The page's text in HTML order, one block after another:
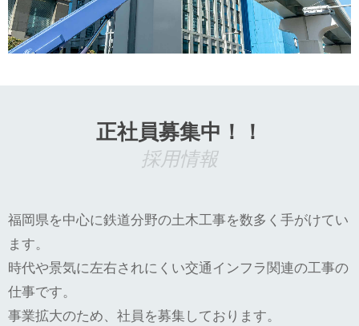
正社員募集中！！
採用情報
福岡県を中心に鉄道分野の土木工事を数多く手がけてい
ます。
時代や景気に左右されにくい交通インフラ関連の工事の
仕事です。
事業拡大のため、社員を募集しております。